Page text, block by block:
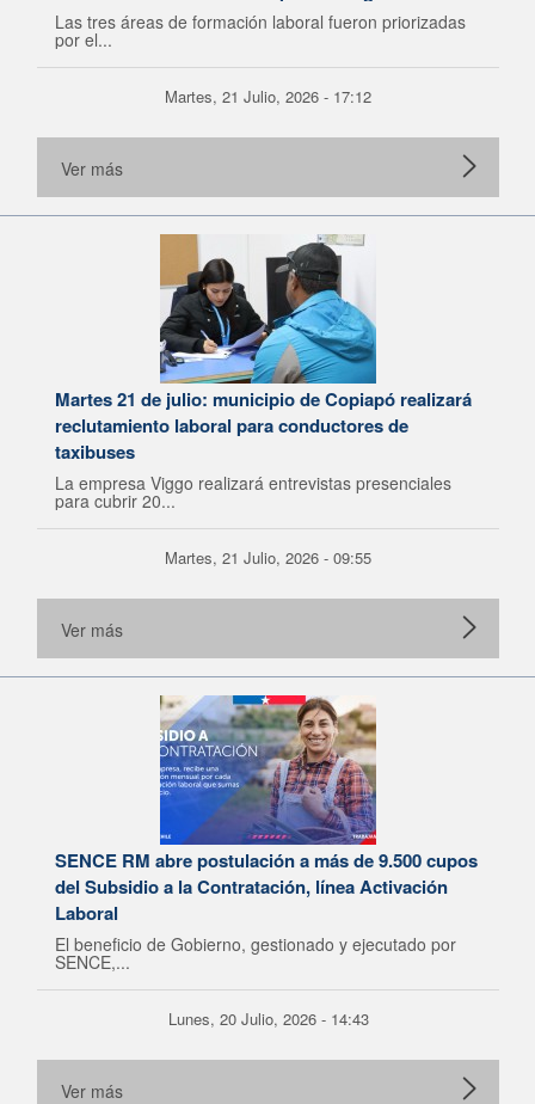
Lagos
Las tres áreas de formación laboral fueron priorizadas
por el...
Martes, 21 Julio, 2026 - 17:12
Ver más
Martes 21 de julio: municipio de Copiapó realizará
reclutamiento laboral para conductores de
taxibuses
La empresa Viggo realizará entrevistas presenciales
para cubrir 20...
Martes, 21 Julio, 2026 - 09:55
Ver más
SENCE RM abre postulación a más de 9.500 cupos
del Subsidio a la Contratación, línea Activación
Laboral
El beneficio de Gobierno, gestionado y ejecutado por
SENCE,...
Lunes, 20 Julio, 2026 - 14:43
Ver más